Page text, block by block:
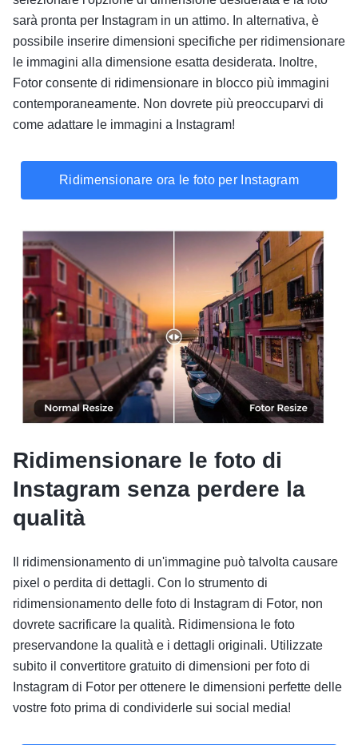
sarà pronta per Instagram in un attimo. In alternativa, è
possibile inserire dimensioni specifiche per ridimensionare
le immagini alla dimensione esatta desiderata. Inoltre,
Fotor consente di ridimensionare in blocco più immagini
contemporaneamente. Non dovrete più preoccuparvi di
come adattare le immagini a Instagram!
Ridimensionare ora le foto per Instagram
Ridimensionare le foto di
Instagram senza perdere la
qualità
Il ridimensionamento di un'immagine può talvolta causare
pixel o perdita di dettagli. Con lo strumento di
ridimensionamento delle foto di Instagram di Fotor, non
dovrete sacrificare la qualità. Ridimensiona le foto
preservandone la qualità e i dettagli originali. Utilizzate
subito il convertitore gratuito di dimensioni per foto di
Instagram di Fotor per ottenere le dimensioni perfette delle
vostre foto prima di condividerle sui social media!